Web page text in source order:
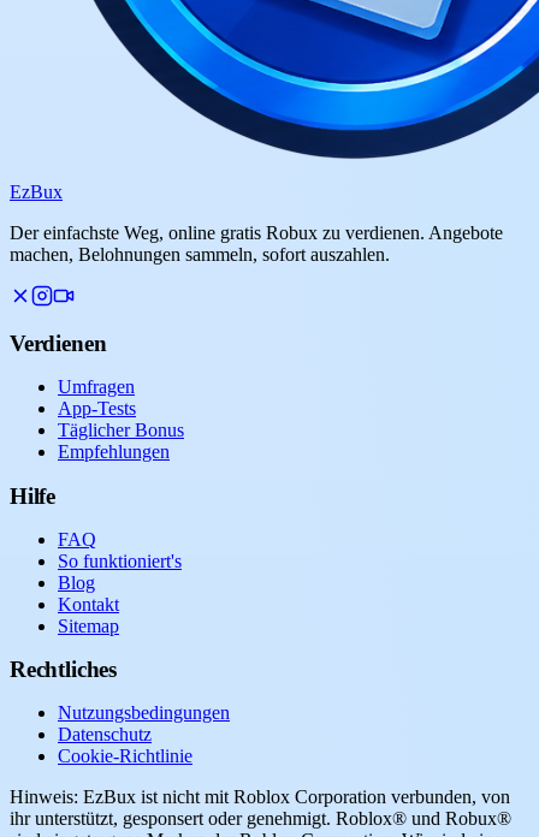
EzBux
Der einfachste Weg, online gratis Robux zu verdienen. Angebote
machen, Belohnungen sammeln, sofort auszahlen.
Verdienen
Umfragen
App-Tests
Täglicher Bonus
Empfehlungen
Hilfe
FAQ
So funktioniert's
Blog
Kontakt
Sitemap
Rechtliches
Nutzungsbedingungen
Datenschutz
Cookie-Richtlinie
Hinweis: EzBux ist nicht mit Roblox Corporation verbunden, von
ihr unterstützt, gesponsert oder genehmigt. Roblox® und Robux®